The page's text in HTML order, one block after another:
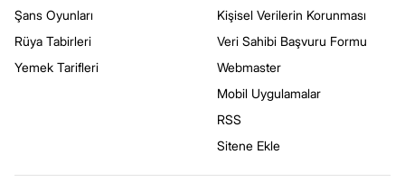
Şans Oyunları
Rüya Tabirleri
Yemek Tarifleri
Kişisel Verilerin Korunması
Veri Sahibi Başvuru Formu
Webmaster
Mobil Uygulamalar
RSS
Sitene Ekle